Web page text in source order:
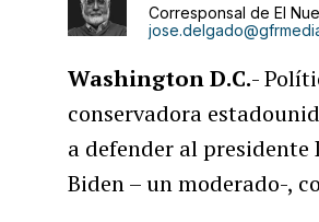
Corresponsal de El
Washington D.C.-
conservadora
a defender al
Biden – un moderado-,